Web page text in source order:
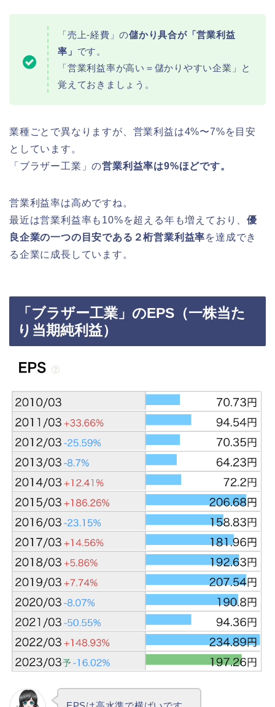
「売上-経費」の儲かり具合が「営業利益
率」 です。
「営業利益率が高い＝儲かりやすい企業」と
覚えておきましょう。
業種ごとで異なりますが、営業利益は4%〜7%を目安
としています。
「ブラザー工業」の営業利益率は9%ほどです。
営業利益率は高めですね。
最近は営業利益率も10%を超える年も増えており、優
良企業の一つの目安である２桁営業利益率を達成でき
る企業に成長しています。
「ブラザー工業」のEPS（一株当た
り当期純利益）